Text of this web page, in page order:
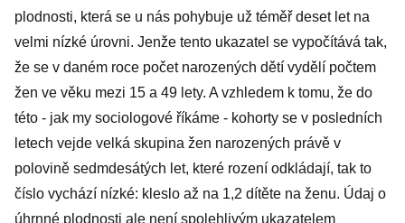
plodnosti, která se u nás pohybuje už téměř deset let na
velmi nízké úrovni. Jenže tento ukazatel se vypočítává tak,
že se v daném roce počet narozených dětí vydělí počtem
žen ve věku mezi 15 a 49 lety. A vzhledem k tomu, že do
této - jak my sociologové říkáme - kohorty se v posledních
letech vejde velká skupina žen narozených právě v
polovině sedmdesátých let, které rození odkládají, tak to
číslo vychází nízké: kleslo až na 1,2 dítěte na ženu. Údaj o
úhrnné plodnosti ale není spolehlivým ukazatelem